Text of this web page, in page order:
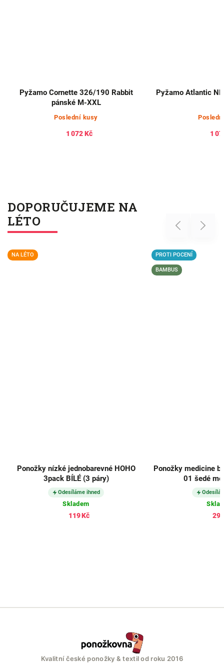
Pyžamo Cornette 326/190 Rabbit
pánské M-XXL
Poslední kusy
1 072 Kč
Pyžamo Atlantic
1
DOPORUČUJEME NA
LÉTO
Previous
NA LÉTO
Ponožky nízké jednobarevné HOHO
3pack BÍLÉ (3 páry)
Odesíláme ihned
Skladem
119 Kč
PROTI POCENÍ
BAMBUS
Ponožky medicine
01 šedé
Next
Kvalitní české ponožky & textil od roku 2016